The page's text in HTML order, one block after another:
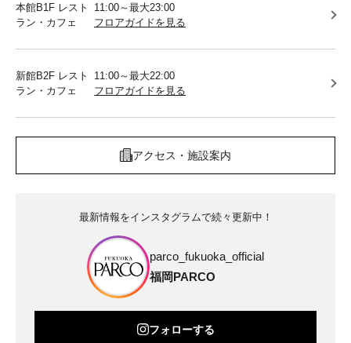
本館B1F レスト
ラン・カフェ
11:00～最大23:00
フロアガイドを見る
新館B2F レスト
ラン・カフェ
11:00～最大22:00
フロアガイドを見る
アクセス・施設案内
最新情報をインスタグラムで続々更新中！
parco_fukuoka_official
福岡PARCO
フォローする